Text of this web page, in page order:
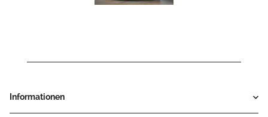
Informationen